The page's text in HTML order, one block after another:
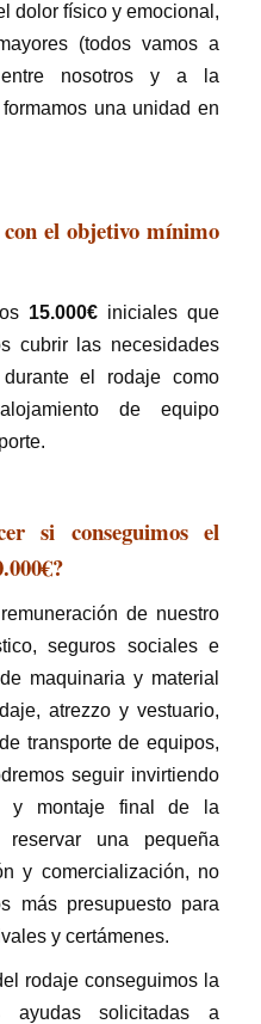
dolor físico y emocional,
(todos vamos a
nosotros y a la
una unidad en
el objetivo mínimo
15.000€ iniciales que
cubrir las necesidades
el rodaje como
de equipo
si conseguimos el
de nuestro
seguros sociales e
maquinaria y material
atrezzo y vestuario,
transporte de equipos,
seguir invirtiendo
y montaje final de la
una pequeña
y comercialización, no
más presupuesto para
y certámenes.
rodaje conseguimos la
ayudas solicitadas a